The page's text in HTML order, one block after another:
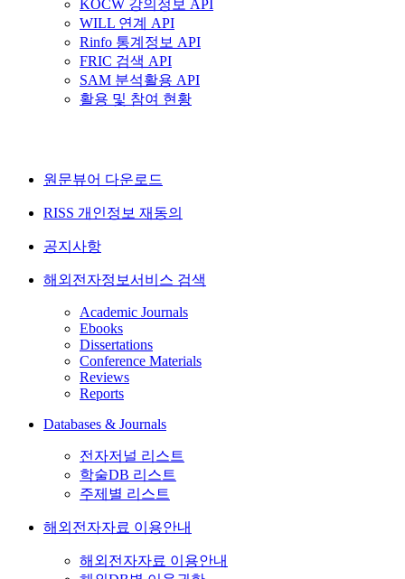
KOCW 강의정보 API
WILL 연계 API
Rinfo 통계정보 API
FRIC 검색 API
SAM 분석활용 API
활용 및 참여 현황
원문뷰어 다운로드
RISS 개인정보 재동의
공지사항
해외전자정보서비스 검색
Academic Journals
Ebooks
Dissertations
Conference Materials
Reviews
Reports
Databases & Journals
전자저널 리스트
학술DB 리스트
주제별 리스트
해외전자자료 이용안내
해외전자자료 이용안내